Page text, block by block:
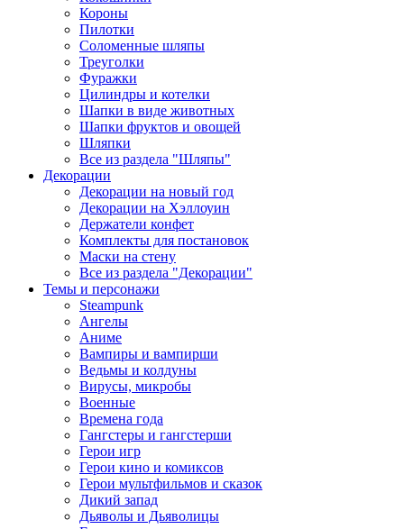
Короны
Пилотки
Соломенные шляпы
Треуголки
Фуражки
Цилиндры и котелки
Шапки в виде животных
Шапки фруктов и овощей
Шляпки
Все из раздела "Шляпы"
Декорации
Декорации на новый год
Декорации на Хэллоуин
Держатели конфет
Комплекты для постановок
Маски на стену
Все из раздела "Декорации"
Темы и персонажи
Steampunk
Ангелы
Аниме
Вампиры и вампирши
Ведьмы и колдуны
Вирусы, микробы
Военные
Времена года
Гангстеры и гангстерши
Герои игр
Герои кино и комиксов
Герои мультфильмов и сказок
Дикий запад
Дьяволы и Дьяволицы